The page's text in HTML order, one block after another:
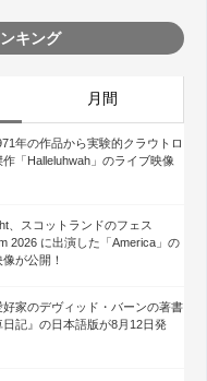
キング
月間
年の作品から実験的クラウトロ
作「Halleluhwah」のライブ映像
、スコットランドのフェス
2026 に出演した「America」の
が公開！
好家のデヴィッド・バーンの著書
日記』の日本語版が8月12日発